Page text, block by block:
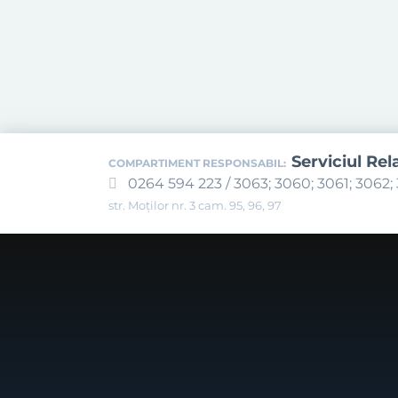
COMPARTIMENT RESPONSABIL: Serviciul
0264 594 223 / 3063; 3060; 3061; 3062;
str. Moților nr. 3 cam. 95, 96, 97